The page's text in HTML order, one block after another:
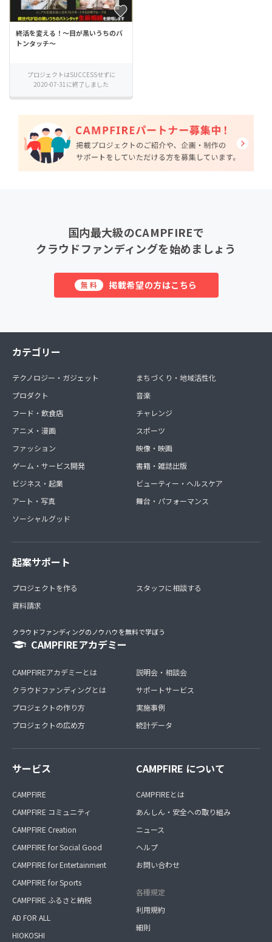
終活を変える！～目が黒いうちのバ
トンタッチ～
プロジェクトはSUCCESSせずに
2020-07-31に終了しました
国内最大級のCAMPFIREで
クラウドファンディングを始めましょう
無料 掲載希望の方はこちら
カテゴリー
テクノロジー・ガジェット
プロダクト
フード・飲食店
アニメ・漫画
ファッション
ゲーム・サービス開発
ビジネス・起業
アート・写真
ソーシャルグッド
まちづくり・地域活性化
音楽
チャレンジ
スポーツ
映像・映画
書籍・雑誌出版
ビューティー・ヘルスケア
舞台・パフォーマンス
起案サポート
プロジェクトを作る
資料請求
スタッフに相談する
クラウドファンディングのノウハウを無料で学ぼう
CAMPFIREアカデミー
CAMPFIREアカデミーとは
クラウドファンディングとは
プロジェクトの作り方
プロジェクトの広め方
説明会・相談会
サポートサービス
実施事例
統計データ
サービス
CAMPFIRE
CAMPFIRE コミュニティ
CAMPFIRE Creation
CAMPFIRE for Social Good
CAMPFIRE for Entertainment
CAMPFIRE for Sports
CAMPFIRE ふるさと納税
AD FOR ALL
HIOKOSHI
CAMPFIRE について
CAMPFIREとは
あんしん・安全への取り組み
ニュース
ヘルプ
お問い合わせ
各種規定
利用規約
細則